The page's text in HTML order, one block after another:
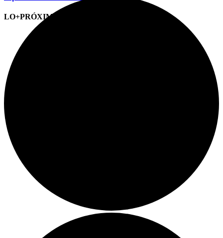
LO+PRÓXIMO (CITAS)